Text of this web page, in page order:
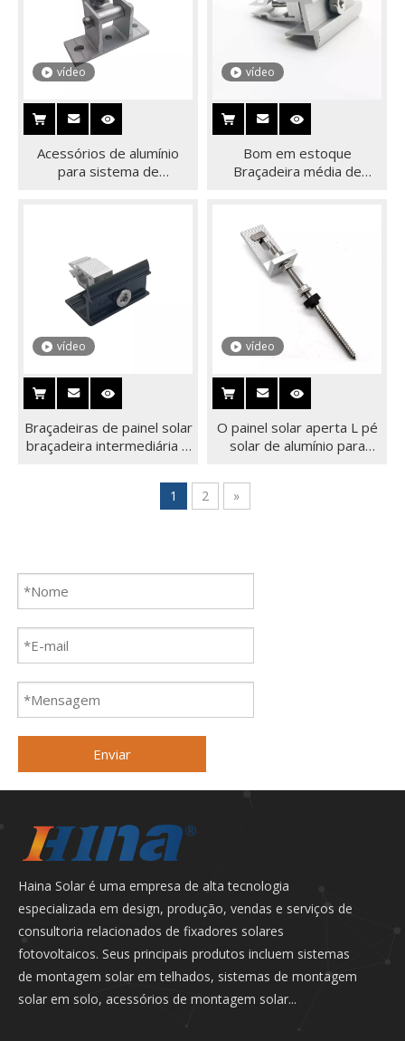
vídeo
Acessórios de alumínio
para sistema de
vídeo
Bom em estoque
Braçadeira média de
vídeo
Braçadeiras de painel solar
braçadeira intermediária e
vídeo
O painel solar aperta L pé
solar de alumínio para
1 2 »
Enviar
Haina Solar é uma empresa de alta tecnologia
especializada em design, produção, vendas e serviços de
consultoria relacionados de fixadores solares
fotovoltaicos. Seus principais produtos incluem sistemas
de montagem solar em telhados, sistemas de montagem
solar em solo, acessórios de montagem solar...